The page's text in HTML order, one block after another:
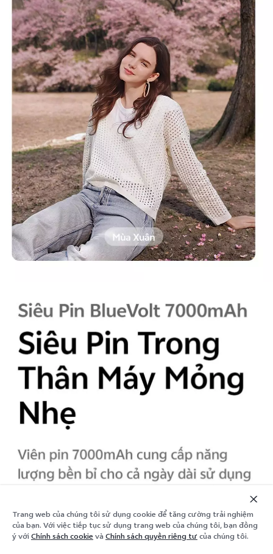
Thêm vào giỏ Hết hàng
Trang web của chúng tôi sử dụng cookie để tăng cường trải nghiệm
của bạn. Với việc tiếp tục sử dụng trang web của chúng tôi, bạn đồng
ý với Chính sách cookievà Chính sách quyền riêng tưcủa chúng tôi.